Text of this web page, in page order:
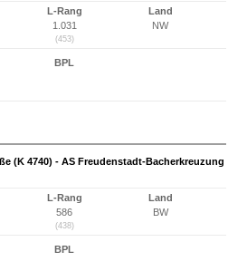
L-Rang
1.031
(453)
Land
NW
BPL
(K 4740) - AS Freudenstadt-Bacherkreuzung
L-Rang
586
(438)
Land
BW
BPL